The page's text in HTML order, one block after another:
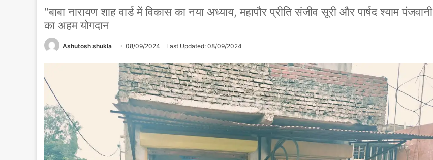
"बाबा नारायण शाह वार्ड में विकास का नया अध्याय, महापौर प्रीति संजीव सूरी और पार्षद श्याम पंजवानी
का अहम योगदान
Ashutosh shukla 08/09/2024 Last Updated: 08/09/2024